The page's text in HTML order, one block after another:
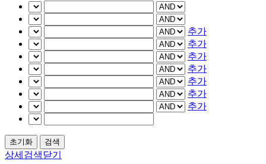
추가
추가
추가
추가
추가
추가
추가
상세검색닫기